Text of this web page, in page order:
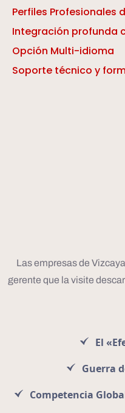
Perfiles Profesionales
Integración profunda
Opción Multi-idioma
Soporte técnico y
Las empresas de
gerente que la visite
El
Guerra
Competencia